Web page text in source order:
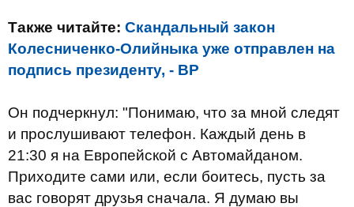
Также читайте: Скандальный закон
Колесниченко-Олийныка уже отправлен на
подпись президенту, - ВР
Он подчеркнул: "Понимаю, что за мной следят
и прослушивают телефон. Каждый день в
21:30 я на Европейской с Автомайданом.
Приходите сами или, если боитесь, пусть за
вас говорят друзья сначала. Я думаю вы